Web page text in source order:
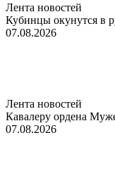
Лента новостей
Кубинцы окунутся в
07.08.2026
Лента новостей
Кавалеру ордена
07.08.2026